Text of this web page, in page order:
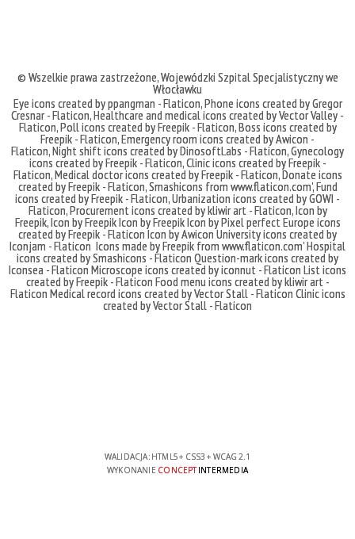
© Wszelkie prawa zastrzeżone,Wojewódzki Szpital Specjalistyczny we
Włocławku
Eye icons created by ppangman - Flaticon,Phone icons created by Gregor
Cresnar - Flaticon,Healthcare and medical icons created by Vector Valley -
Flaticon,Poll icons created by Freepik - Flaticon,Boss icons created by
Freepik - Flaticon,Emergency room icons created by Awicon -
Flaticon,Night shift icons created by DinosoftLabs - Flaticon,Gynecology
icons created by Freepik - Flaticon,Clinic icons created by Freepik -
Flaticon,Medical doctor icons created by Freepik - Flaticon,Donate icons
created by Freepik - Flaticon,Smashicons from www.flaticon.com',Fund
icons created by Freepik - Flaticon,Urbanization icons created by GOWI -
Flaticon,Procurement icons created by kliwir art - Flaticon,Icon by
Freepik,Icon by FreepikIcon by FreepikIcon by Pixel perfectEurope icons
created by Freepik - Flaticon Icon by Awicon University icons created by
Iconjam - Flaticon Icons made byFreepik from www.flaticon.com'Hospital
icons created by Smashicons - Flaticon Question-mark icons created by
Iconsea - Flaticon Microscope icons created by iconnut - Flaticon List icons
created by Freepik - Flaticon Food menu icons created by kliwir art -
Flaticon Medical record icons created by Vector Stall - Flaticon Clinic icons
created by Vector Stall - Flaticon
WALIDACJA: HTML5+ CSS3 + WCAG 2.1
WYKONANIE CONCEPTINTERMEDIA